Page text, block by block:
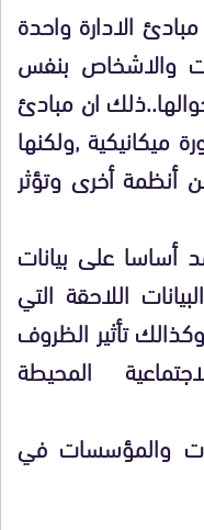
الادارة واحدة
والاشخاص بنفس
ان مبادئ
ميكانيكية ,ولكنها
أنظمة أخرى وتؤثر
أساسا على بيانات
اللاحقة التي
تأثير الظروف
المحيطة
والمؤسسات في